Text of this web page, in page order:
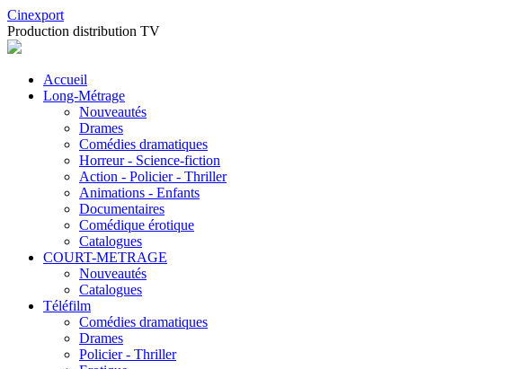
Cinexport
Production distribution TV
Accueil
Long-Métrage
Nouveautés
Drames
Comédies dramatiques
Horreur - Science-fiction
Action - Policier - Thriller
Animations - Enfants
Documentaires
Comédique érotique
Catalogues
COURT-METRAGE
Nouveautés
Catalogues
Téléfilm
Comédies dramatiques
Drames
Policier - Thriller